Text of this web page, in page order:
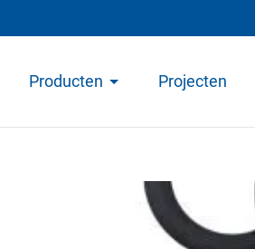
Producten Projecten